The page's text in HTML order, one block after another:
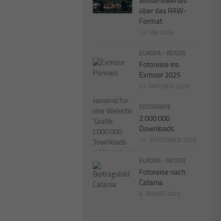
über das RAW-
Format
12. MAI 2026
EUROPA / REISEN
Fotoreise ins
Exmoor 2025
27. OKTOBER 2025
FOTOGRAFIE
2.000.000
Downloads
12. SEPTEMBER 2025
EUROPA / REISEN
Fotoreise nach
Catania
6. JANUAR 2025